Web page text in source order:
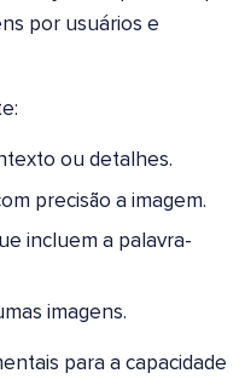
por usuários e
ou detalhes.
precisão a imagem.
incluem a palavra-
imagens.
para a capacidade